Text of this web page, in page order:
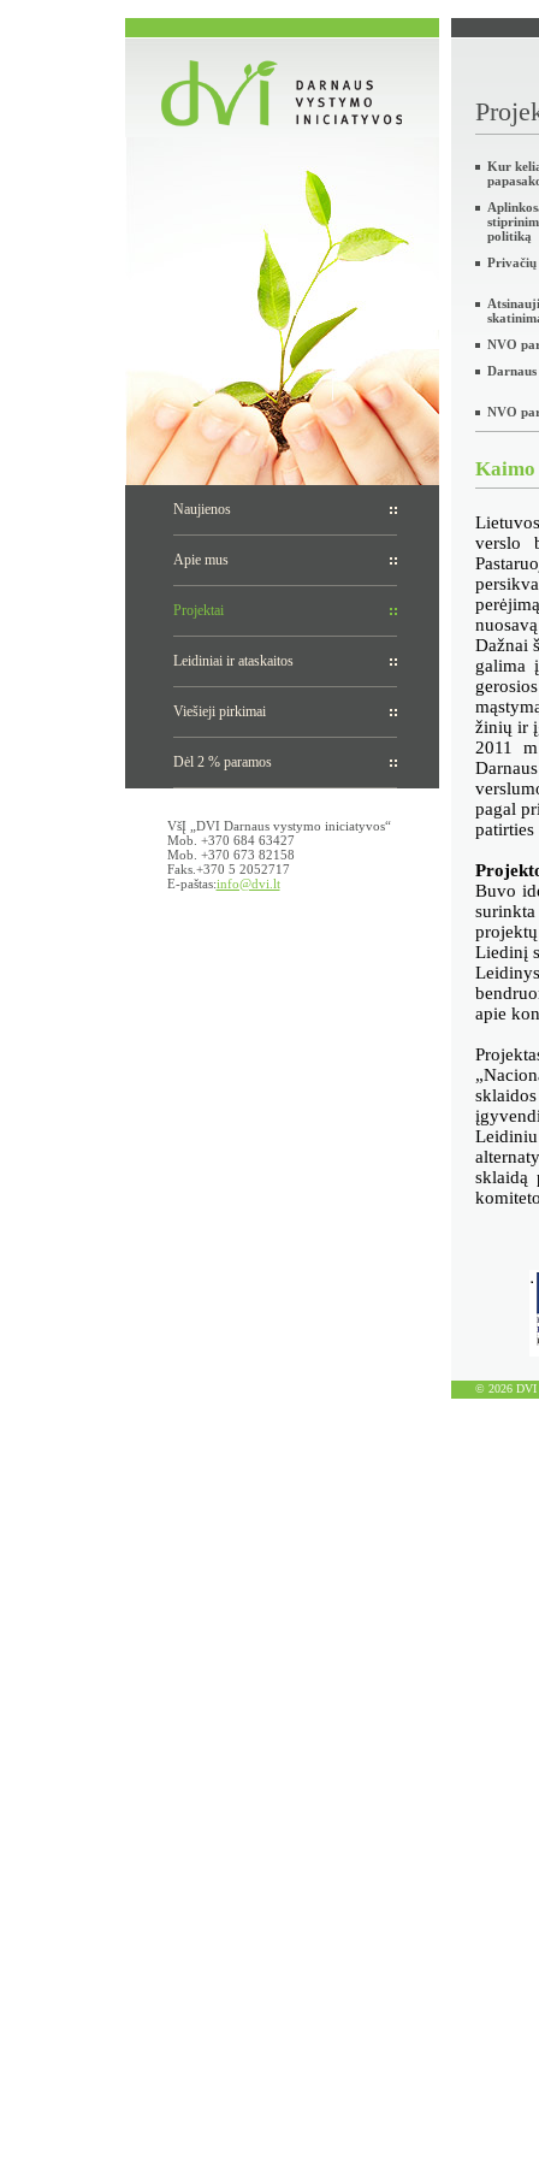
Naujienos
Apie mus
Projektai
Leidiniai ir ataskaitos
Viešieji pirkimai
Dėl 2 % paramos
VšĮ „DVI Darnaus vystymo iniciatyvos“
Mob. +370 684 63427
Mob. +370 673 82158
Faks.+370 5 2052717
E-paštas:info@dvi.lt
Kur
politiką
Privačių
NVO
NVO
Kaimo
verslo
Dažnai
galima
žinių ir
2011
pagal
Buvo
Liedinį
apie
sklaidą
© 2026 DVI